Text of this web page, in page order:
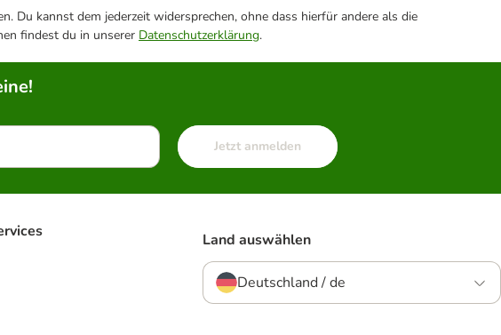
Du kannst dem jederzeit widersprechen, ohne dass hierfür andere als die
findest du in unserer Datenschutzerklärung.
Jetzt anmelden
Land auswählen
Deutschland / de